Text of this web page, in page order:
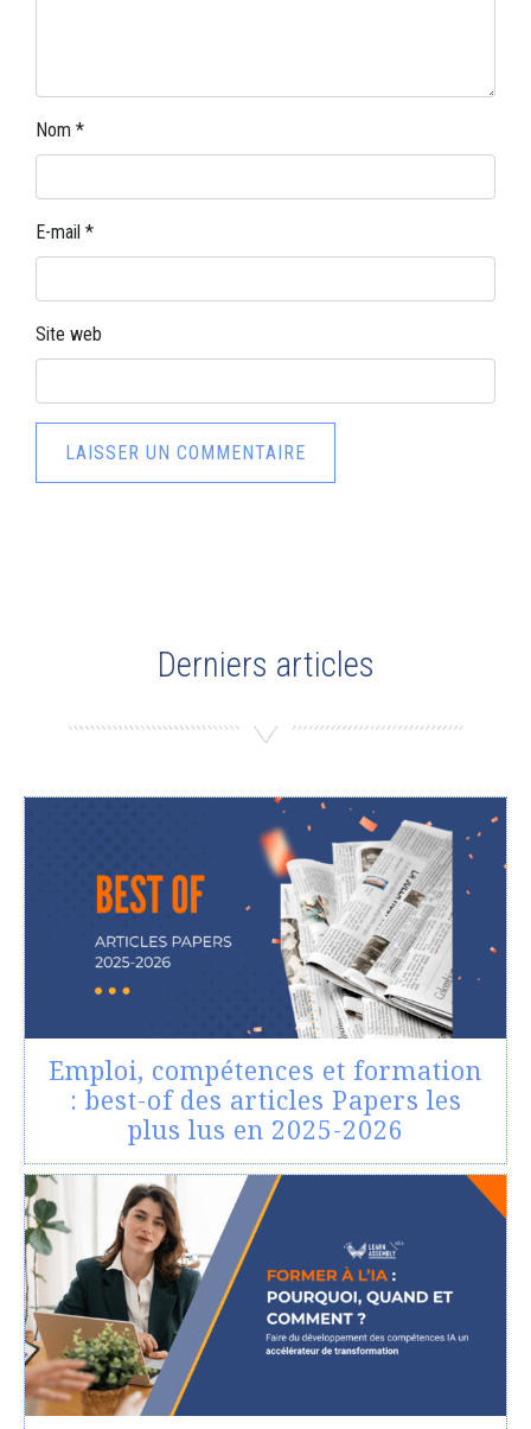
Nom *
E-mail *
Site web
Derniers articles
Emploi, compétences et formation
: best-of des articles Papers les
plus lus en 2025-2026